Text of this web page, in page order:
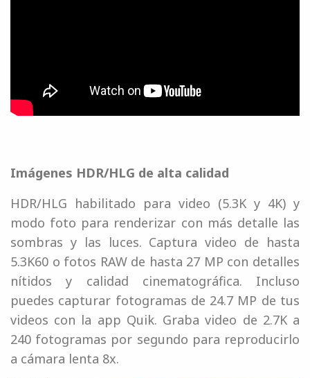
Imágenes HDR/HLG de alta calidad
HDR/HLG habilitado para video (5.3K y 4K) y
modo foto para renderizar con más detalle las
sombras y las luces. Captura video de hasta
5.3K60 o fotos RAW de hasta 27 MP con detalles
nítidos y calidad cinematográfica. Incluso
puedes capturar fotogramas de 24.7 MP de tus
videos con la app Quik. Graba video de 2.7K a
240 fotogramas por segundo para reproducirlo
a cámara lenta 8x.